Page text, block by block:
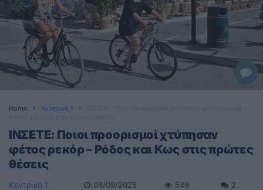
Home Κεντρική 1
ΙΝΣΕΤΕ: Ποιοι προορισμοί χτύπησαν
φέτος ρεκόρ – Ρόδος και Κως στις πρώτες
θέσεις
Κεντρική 1 03/09/2025 549 2